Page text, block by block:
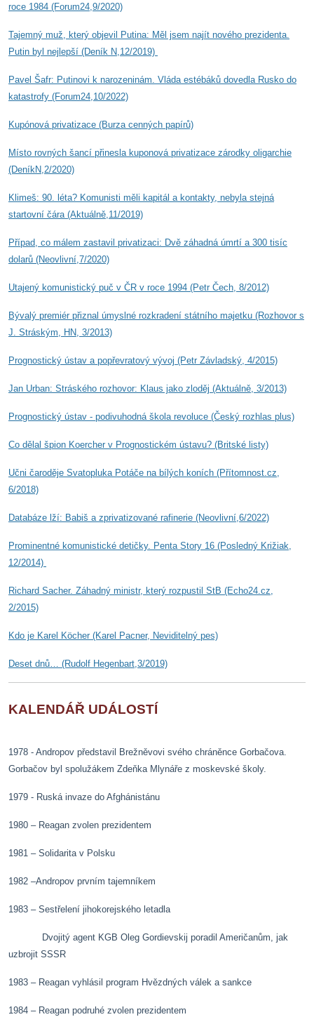
roce 1984 (Forum24,9/2020)
Tajemný muž, který objevil Putina: Měl jsem najít nového prezidenta.
Putin byl nejlepší (Deník N,12/2019)
Pavel Šafr: Putinovi k narozeninám. Vláda estébáků dovedla Rusko do
katastrofy (Forum24,10/2022)
Kupónová privatizace (Burza cenných papírů)
Místo rovných šancí přinesla kuponová privatizace zárodky oligarchie
(DeníkN,2/2020)
Klimeš: 90. léta? Komunisti měli kapitál a kontakty, nebyla stejná
startovní čára (Aktuálně,11/2019)
Případ, co málem zastavil privatizaci: Dvě záhadná úmrtí a 300 tisíc
dolarů (Neovlivní,7/2020)
Utajený komunistický puč v ČR v roce 1994 (Petr Čech, 8/2012)
Bývalý premiér přiznal úmyslné rozkradení státního majetku (Rozhovor s
J. Stráským, HN, 3/2013)
Prognostický ústav a popřevratový vývoj (Petr Závladský, 4/2015)
Jan Urban: Stráského rozhovor: Klaus jako zloděj (Aktuálně, 3/2013)
Prognostický ústav - podivuhodná škola revoluce (Český rozhlas plus)
Co dělal špion Koercher v Prognostickém ústavu? (Britské listy)
Učni čaroděje Svatopluka Potáče na bílých koních (Přítomnost.cz,
6/2018)
Databáze lží: Babiš a zprivatizované rafinerie (Neovlivní,6/2022)
Prominentné komunistické detičky. Penta Story 16 (Posledný Križiak,
12/2014)
Richard Sacher. Záhadný ministr, který rozpustil StB (Echo24.cz,
2/2015)
Kdo je Karel Köcher (Karel Pacner, Neviditelný pes)
Deset dnů… (Rudolf Hegenbart,3/2019)
KALENDÁŘ UDÁLOSTÍ
1978 - Andropov představil Brežněvovi svého chráněnce Gorbačova.
Gorbačov byl spolužákem Zdeňka Mlynáře z moskevské školy.
1979 - Ruská invaze do Afghánistánu
1980 – Reagan zvolen prezidentem
1981 – Solidarita v Polsku
1982 –Andropov prvním tajemníkem
1983 – Sestřelení jihokorejského letadla
Dvojitý agent KGB Oleg Gordievskij poradil Američanům, jak
uzbrojit SSSR
1983 – Reagan vyhlásil program Hvězdných válek a sankce
1984 – Reagan podruhé zvolen prezidentem